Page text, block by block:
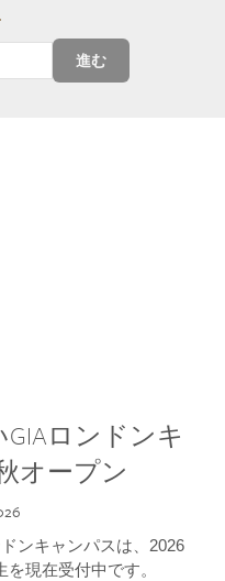
進む
ロンドンキ
オープン
ンキャンパスは、2026
現在受付中です。